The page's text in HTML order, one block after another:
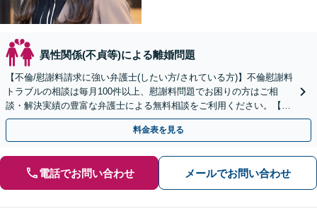
異性関係(不貞等)による離婚問題
【不倫/慰謝料請求に強い弁護士(したい方/されている方)】不倫慰謝料
トラブルの相談は毎月100件以上、慰謝料問題でお困りの方はご相
談・解決実績の豊富な弁護士による無料相談をご利用ください。【不
倫相談は初回0円】【大阪府全域対応】
料金表を見る
電話でお問い合わせ メールでお問い合わせ